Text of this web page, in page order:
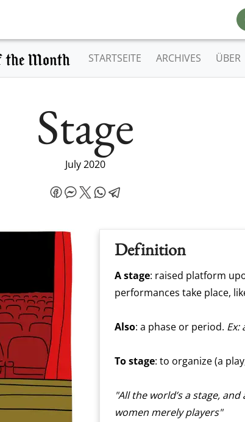
STARTSEITE ARCHIVES ÜBER
Stage
July 2020
Definition
A stage: raised platform
performances take place,
Also: a phase or period. Ex:
To stage: to organize (a
"All the world’s a stage,
women merely players"